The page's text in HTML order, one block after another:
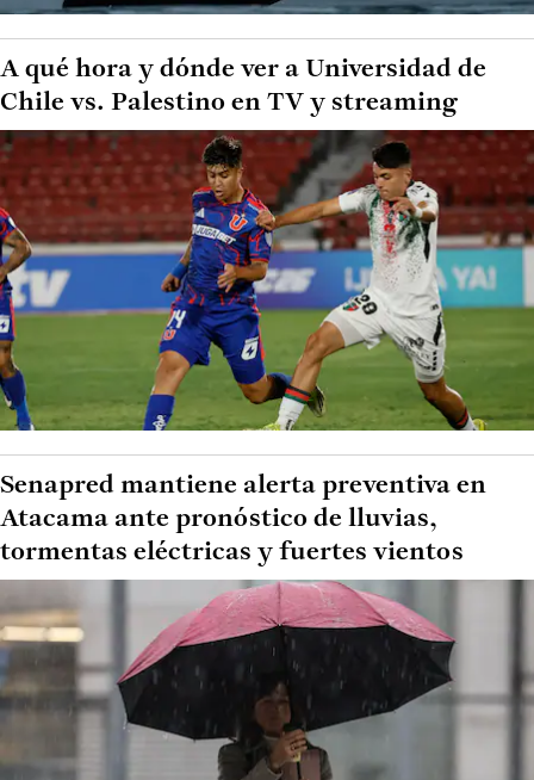
A qué hora y dónde ver a Universidad de
Chile vs. Palestino en TV y streaming
Senapred mantiene alerta preventiva en
Atacama ante pronóstico de lluvias,
tormentas eléctricas y fuertes vientos